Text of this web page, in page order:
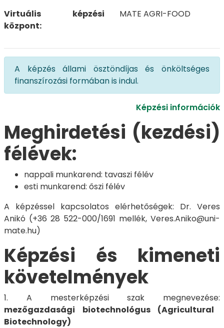
Virtuális képzési
központ:
MATE AGRI-FOOD
A képzés állami ösztöndíjas és önköltséges
finanszírozási formában is indul.
Képzési információk
Meghirdetési (kezdési)
félévek:
nappali munkarend: tavaszi félév
esti munkarend: őszi félév
A képzéssel kapcsolatos elérhetőségek: Dr. Veres
Anikó (+36 28 522-000/1691 mellék, Veres.Aniko@uni-
mate.hu)
Képzési és kimeneti
követelmények
1. A mesterképzési szak megnevezése:
mezőgazdasági biotechnológus (Agricultural
Biotechnology)